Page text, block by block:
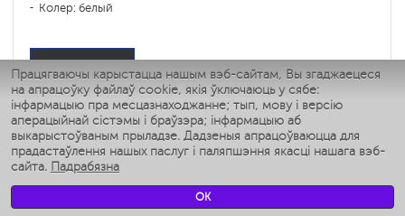
Працягваючы карыстацца нашым вэб-сайтам, Вы згаджаецеся
на апрацоўку файлаў cookie, якія ўключаюць у сябе:
інфармацыю пра месцазнаходжанне; тып, мову і версію
аперацыйнай сістэмы і браўзэра; інфармацыю аб
выкарыстоўваным прыладзе. Дадзеныя апрацоўваюцца для
прадастаўлення нашых паслуг і паляпшэння якасці нашага вэб-
сайта. Падрабязна
OK
Колер: белый
Паглядзець